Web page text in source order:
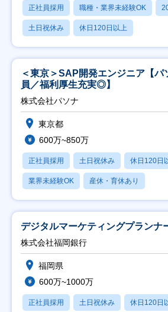
正社員採用 職種・業界未経験OK
土日祝休み 休日120日以上
＜東京＞SAP開発エンジニア【
員／福利厚生充実◎】
株式会社パソナ
東京都
600万~850万
正社員採用 土日祝休み 休日120日
業界未経験OK 産休・育休あり
デジタルマーケティングプランナ
株式会社福岡銀行
福岡県
600万~1000万
正社員採用 土日祝休み 休日120日